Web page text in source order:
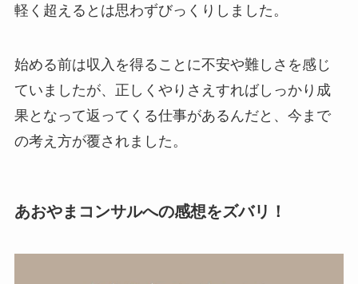
軽く超えるとは思わずびっくりしました。
始める前は収入を得ることに不安や難しさを感じ
ていましたが、正しくやりさえすればしっかり成
果となって返ってくる仕事があるんだと、今まで
の考え方が覆されました。
あおやまコンサルへの感想をズバリ！